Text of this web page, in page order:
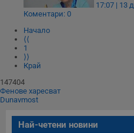
17:07 | 13
Коментари: 0
Начало
⟨⟨
1
⟩⟩
Край
147404
Фенове харесват
Dunavmost
Най-четени новини